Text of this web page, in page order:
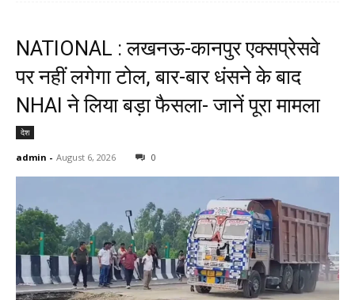
NATIONAL : लखनऊ-कानपुर एक्सप्रेसवे
पर नहीं लगेगा टोल, बार-बार धंसने के बाद
NHAI ने लिया बड़ा फैसला- जानें पूरा मामला
देश
admin - August 6, 2026 0